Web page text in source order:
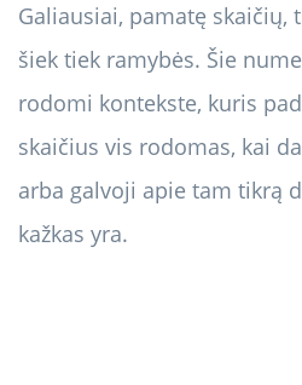
Galiausiai, pamatę skaičių,
šiek tiek ramybės. Šie
rodomi kontekste, kuris
skaičius vis rodomas, kai
arba galvoji apie tam tikrą
kažkas yra.